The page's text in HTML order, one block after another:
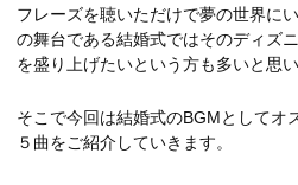
フレーズを聴いただけで夢の世界に
の舞台である結婚式ではそのディズ
を盛り上げたいという方も多いと思い
そこで今回は結婚式のBGMとしてオ
５曲をご紹介していきます。